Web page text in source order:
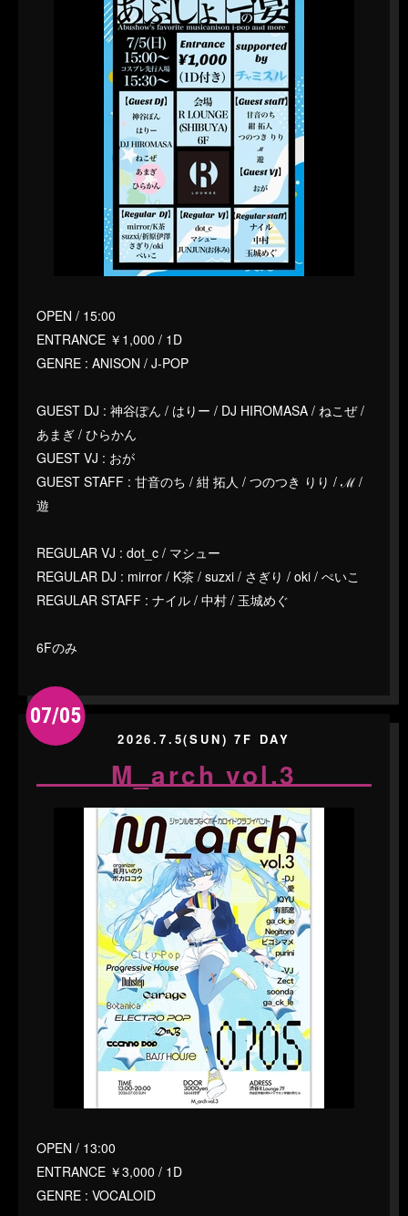
OPEN / 15:00
ENTRANCE ￥1,000 / 1D
GENRE : ANISON / J-POP
GUEST DJ : 神谷ぽん / はりー / DJ HIROMASA / ねこぜ /
あまぎ / ひらかん
GUEST VJ : おが
GUEST STAFF : 甘音のち / 紺 拓人 / つのつき りり / ℳ /
遊
REGULAR VJ : dot_c / マシュー
REGULAR DJ : mirror / K茶 / suzxi / さぎり / oki / ぺいこ
REGULAR STAFF : ナイル / 中村 / 玉城めぐ
6Fのみ
07/05
2026.7.5(SUN) 7F DAY
M_arch vol.3
OPEN / 13:00
ENTRANCE ￥3,000 / 1D
GENRE : VOCALOID